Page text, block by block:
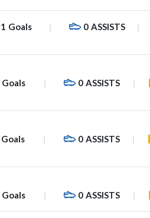
1 Goals 0 ASSISTS
Goals 0 ASSISTS
Goals 0 ASSISTS
Goals 0 ASSISTS